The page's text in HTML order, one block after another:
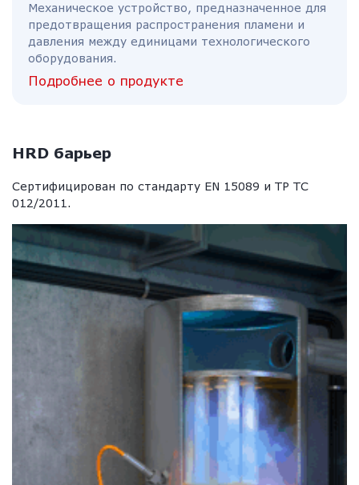
Механическое устройство, предназначенное для
предотвращения распространения пламени и
давления между единицами технологического
оборудования.
Подробнее о продукте
HRD барьер
Сертифицирован по стандарту EN 15089 и ТР ТС
012/2011.